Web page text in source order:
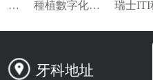
牙科地址